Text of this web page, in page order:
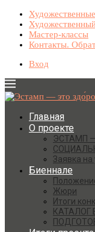
Мастер-классы
Контакты.
Вход
Главная
О проекте
ЭСТАМП
Заявка на
Биеннале
Жюри
Итоги
КАТАЛОГ